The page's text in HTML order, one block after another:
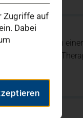
wir im Rahmen
empfehlen. Die
Zugriffe auf
Dabei